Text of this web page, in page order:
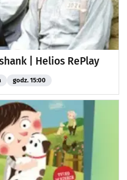
| Helios RePlay
godz. 15:00